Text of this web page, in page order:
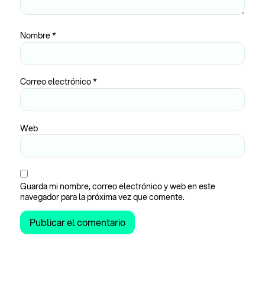
Nombre*
Correo electrónico*
Web
Guarda mi nombre, correo electrónico y web en este
navegador para la próxima vez que comente.